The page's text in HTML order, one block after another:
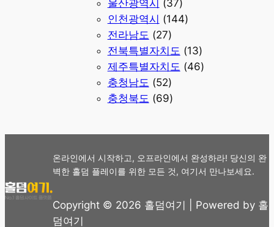
울산광역시 (37)
인천광역시 (144)
전라남도 (27)
전북특별자치도 (13)
제주특별자치도 (46)
충청남도 (52)
충청북도 (69)
온라인에서 시작하고, 오프라인에서 완성하라! 당신의 완
벽한 홀덤 플레이를 위한 모든 것, 여기서 만나보세요.
Copyright © 2026 홀덤여기 | Powered by 홀
덤여기